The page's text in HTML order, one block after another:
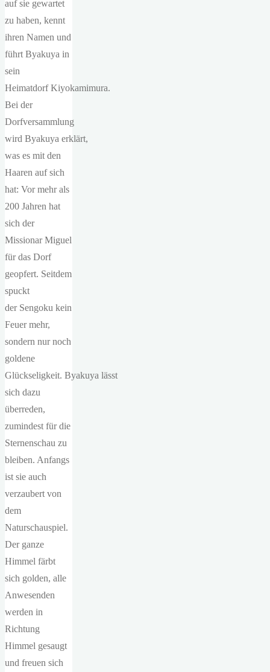
auf sie gewartet
zu haben, kennt
ihren Namen und
führt Byakuya in
sein
Heimatdorf Kiyokamimura.
Bei der
Dorfversammlung
wird Byakuya erklärt,
was es mit den
Haaren auf sich
hat: Vor mehr als
200 Jahren hat
sich der
Missionar Miguel
für das Dorf
geopfert. Seitdem
spuckt
der Sengoku kein
Feuer mehr,
sondern nur noch
goldene
Glückseligkeit. Byakuya lässt
sich dazu
überreden,
zumindest für die
Sternenschau zu
bleiben. Anfangs
ist sie auch
verzaubert von
dem
Naturschauspiel.
Der ganze
Himmel färbt
sich golden, alle
Anwesenden
werden in
Richtung
Himmel gesaugt
und freuen sich